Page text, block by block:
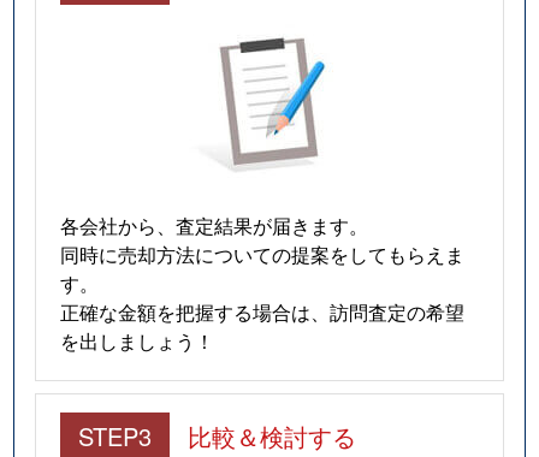
各会社から、査定結果が届きます。
同時に売却方法についての提案をしてもらえま
す。
正確な金額を把握する場合は、訪問査定の希望
を出しましょう！
STEP3 比較＆検討する